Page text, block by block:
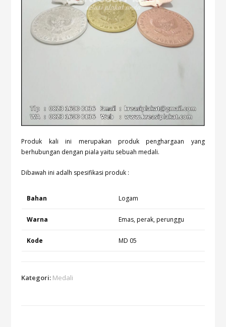
Produk kali ini merupakan produk penghargaan yang
berhubungan dengan piala yaitu sebuah medali.
Dibawah ini adalh spesifikasi produk :
Bahan Logam
Warna Emas, perak, perunggu
Kode MD 05
Kategori: Medali